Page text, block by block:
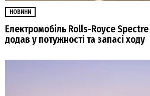
НОВИНИ
Електромобіль Rolls-Royce
додав у потужності та запасі ходу